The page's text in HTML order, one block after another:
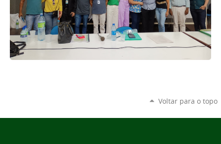
Voltar para o topo